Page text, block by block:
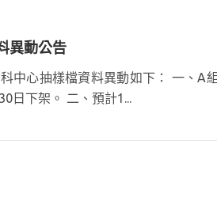
異動公告
中心抽樣檔資料異動如下： 一、A
日下架。 二、預計1...